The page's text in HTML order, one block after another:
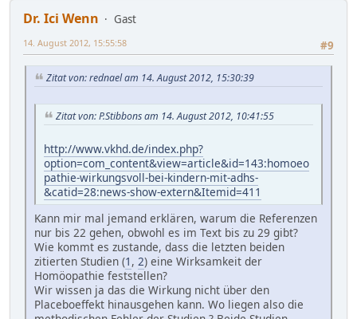
Dr. Ici Wenn
Gast
#9
14. August 2012, 15:55:58
Zitat von: rednael am 14. August 2012, 15:30:39
Zitat von: P.Stibbons am 14. August 2012, 10:41:55
http://www.vkhd.de/index.php?
option=com_content&view=article&id=143:homoeo
pathie-wirkungsvoll-bei-kindern-mit-adhs-
&catid=28:news-show-extern&Itemid=411
Kann mir mal jemand erklären, warum die Referenzen
nur bis 22 gehen, obwohl es im Text bis zu 29 gibt?
Wie kommt es zustande, dass die letzten beiden
zitierten Studien (1 , 2) eine Wirksamkeit der
Homöopathie feststellen?
Wir wissen ja das die Wirkung nicht über den
Placeboeffekt hinausgehen kann. Wo liegen also die